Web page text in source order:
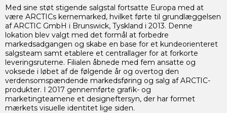
Med sine støt stigende salgstal fortsatte Europa med at
være ARCTICs kernemarked, hvilket førte til grundlæggelsen
af ​​ARCTIC GmbH i Brunswick, Tyskland i 2013. Denne
lokation blev valgt med det formål at forbedre
markedsadgangen og skabe en base for et kundeorienteret
salgsteam samt etablere et centrallager for at forkorte
leveringsruterne. Filialen åbnede med fem ansatte og
voksede i løbet af de følgende år og overtog den
verdensomspændende markedsføring og salg af ARCTIC-
produkter. I 2017 gennemførte grafik- og
marketingteamene et designeftersyn, der har formet
mærkets visuelle identitet lige siden.